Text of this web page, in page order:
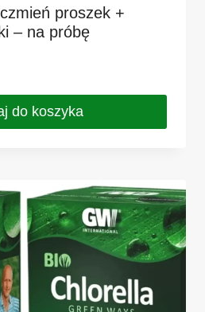
proszek +
– na próbę
do koszyka